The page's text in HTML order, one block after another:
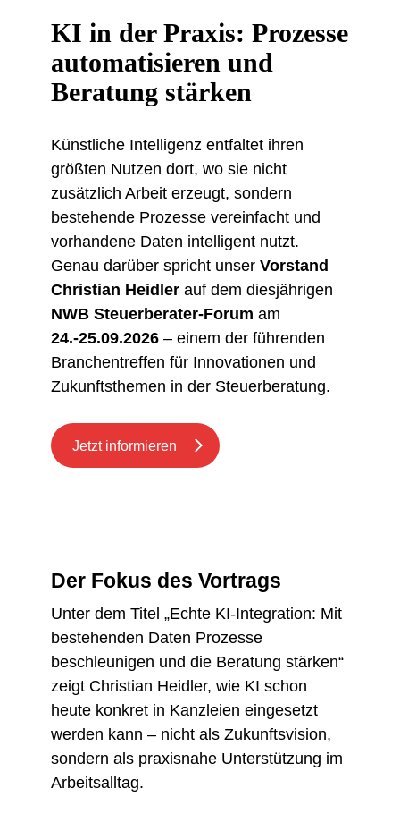
KI in der Praxis: Prozesse
automatisieren und
Beratung stärken
Künstliche Intelligenz entfaltet ihren
größten Nutzen dort, wo sie nicht
zusätzlich Arbeit erzeugt, sondern
bestehende Prozesse vereinfacht und
vorhandene Daten intelligent nutzt.
Genau darüber spricht unser Vorstand
Christian Heidlerauf dem diesjährigen
NWB Steuerberater-Forum am
24.-25.09.2026– einem der führenden
Branchentreffen für Innovationen und
Zukunftsthemen in der Steuerberatung.
Jetzt informieren
Der Fokus des Vortrags
Unter dem Titel „Echte KI-Integration: Mit
bestehenden Daten Prozesse
beschleunigen und die Beratung stärken“
zeigt Christian Heidler, wie KI schon
heute konkret in Kanzleien eingesetzt
werden kann – nicht als Zukunftsvision,
sondern als praxisnahe Unterstützung im
Arbeitsalltag.